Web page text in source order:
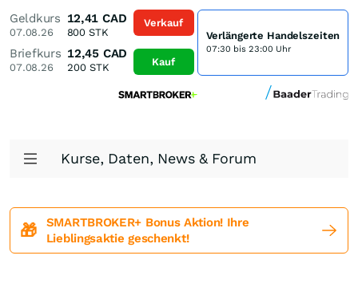
Geldkurs
07.08.26
12,41 CAD
800 STK
Briefkurs
07.08.26
12,45 CAD
200STK
Verkauf
Kauf
Verlängerte Handelszeiten
07:30 bis 23:00 Uhr
Kurse, Daten, News & Forum
🎁
SMARTBROKER+ Bonus Aktion! Ihre
Lieblingsaktie geschenkt!